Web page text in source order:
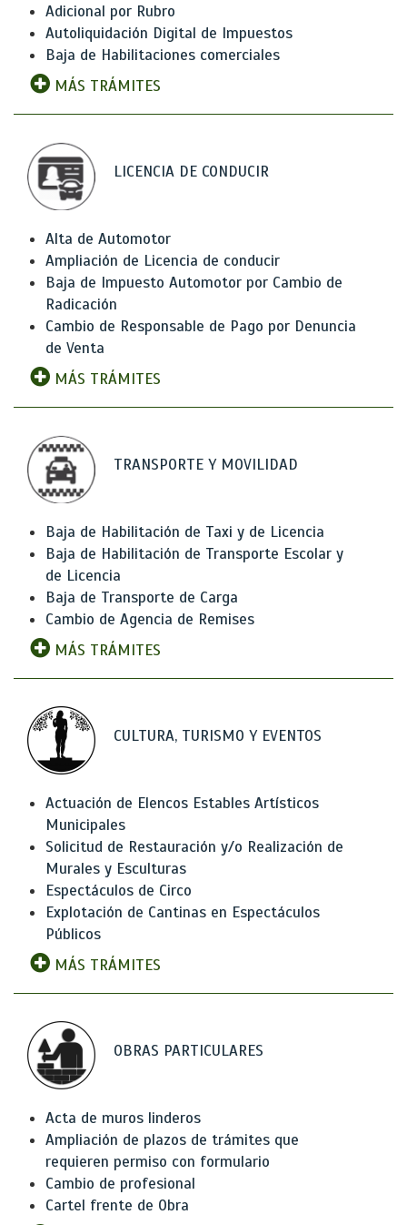
Adicional por Rubro
Autoliquidación Digital de Impuestos
Baja de Habilitaciones comerciales
MÁS TRÁMITES
LICENCIA DE CONDUCIR
Alta de Automotor
Ampliación de Licencia de conducir
Baja de Impuesto Automotor por Cambio de
Radicación
Cambio de Responsable de Pago por Denuncia
de Venta
MÁS TRÁMITES
TRANSPORTE Y MOVILIDAD
Baja de Habilitación de Taxi y de Licencia
Baja de Habilitación de Transporte Escolar y
de Licencia
Baja de Transporte de Carga
Cambio de Agencia de Remises
MÁS TRÁMITES
CULTURA, TURISMO Y EVENTOS
Actuación de Elencos Estables Artísticos
Municipales
Solicitud de Restauración y/o Realización de
Murales y Esculturas
Espectáculos de Circo
Explotación de Cantinas en Espectáculos
Públicos
MÁS TRÁMITES
OBRAS PARTICULARES
Acta de muros linderos
Ampliación de plazos de trámites que
requieren permiso con formulario
Cambio de profesional
Cartel frente de Obra